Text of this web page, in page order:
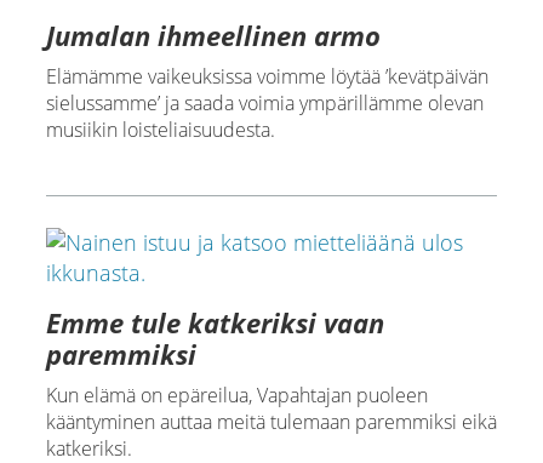
Jumalan ihmeellinen armo
Elämämme vaikeuksissa voimme löytää ’kevätpäivän
sielussamme’ ja saada voimia ympärillämme olevan
musiikin loisteliaisuudesta.
Emme tule katkeriksi vaan
paremmiksi
Kun elämä on epäreilua, Vapahtajan puoleen
kääntyminen auttaa meitä tulemaan paremmiksi eikä
katkeriksi.